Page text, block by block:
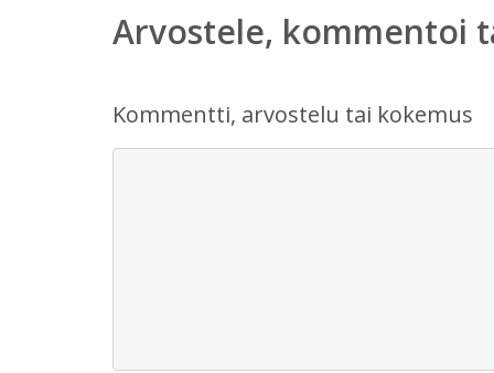
Arvostele, kommentoi
Kommentti, arvostelu tai kokemus